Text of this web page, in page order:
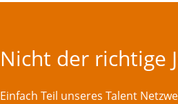
Nicht der richtige
Einfach Teil unseres Talent